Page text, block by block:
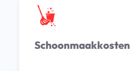
Schoonmaakkosten